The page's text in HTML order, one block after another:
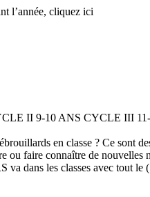
l’année, cliquez ici
II 9-10 ANS CYCLE III
en classe ? Ce sont
ou faire connaître de nouvelles
dans les classes avec tout le